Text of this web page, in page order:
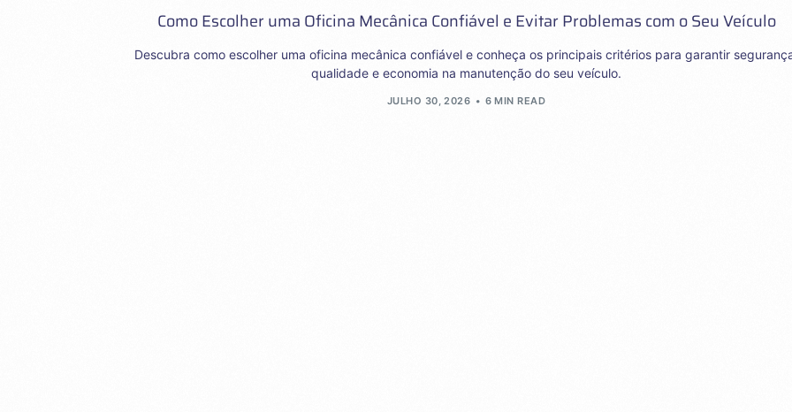
Como Escolher uma Oficina Mecânica Confiável e Evitar Problemas com o Seu Veículo
Descubra como escolher uma oficina mecânica confiável e conheça os principais critérios para garantir
qualidade e economia na manutenção do seu veículo.
JULHO 30, 2026 6 MIN READ